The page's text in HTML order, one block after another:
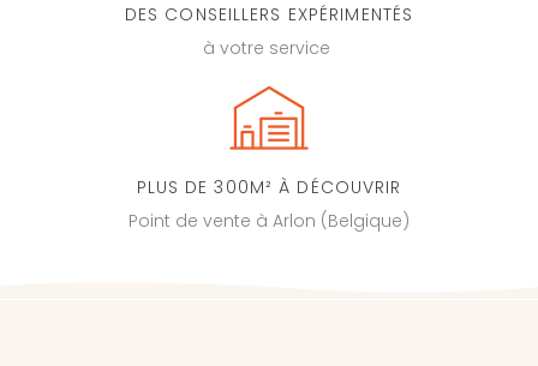
DES CONSEILLERS EXPÉRIMENTÉS
à votre service
PLUS DE 300M² À DÉCOUVRIR
Point de vente à Arlon (Belgique)